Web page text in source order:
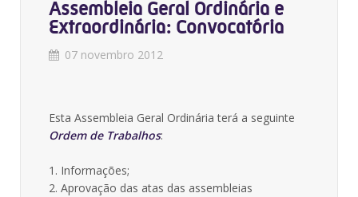
Assembleia Geral Ordinária e
Extraordinária: Convocatória
07 novembro 2012
Esta Assembleia Geral Ordinária terá a seguinte
Ordem de Trabalhos:
1. Informações;
2. Aprovação das atas das assembleias